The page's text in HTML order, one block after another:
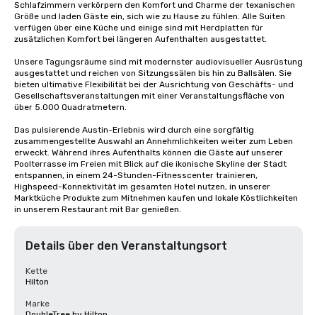
Schlafzimmern verkörpern den Komfort und Charme der texanischen
Größe und laden Gäste ein, sich wie zu Hause zu fühlen. Alle Suiten
verfügen über eine Küche und einige sind mit Herdplatten für
zusätzlichen Komfort bei längeren Aufenthalten ausgestattet.
Unsere Tagungsräume sind mit modernster audiovisueller Ausrüstung
ausgestattet und reichen von Sitzungssälen bis hin zu Ballsälen. Sie
bieten ultimative Flexibilität bei der Ausrichtung von Geschäfts- und
Gesellschaftsveranstaltungen mit einer Veranstaltungsfläche von
über 5.000 Quadratmetern.
Das pulsierende Austin-Erlebnis wird durch eine sorgfältig
zusammengestellte Auswahl an Annehmlichkeiten weiter zum Leben
erweckt. Während ihres Aufenthalts können die Gäste auf unserer
Poolterrasse im Freien mit Blick auf die ikonische Skyline der Stadt
entspannen, in einem 24-Stunden-Fitnesscenter trainieren,
Highspeed-Konnektivität im gesamten Hotel nutzen, in unserer
Marktküche Produkte zum Mitnehmen kaufen und lokale Köstlichkeiten
in unserem Restaurant mit Bar genießen.
Details über den Veranstaltungsort
Kette
Hilton
Marke